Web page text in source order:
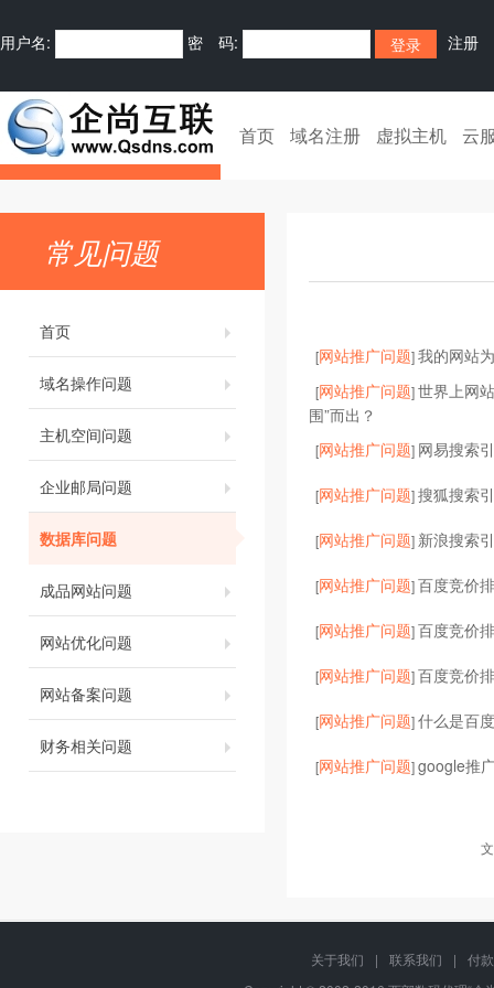
用户名: 密 码: 注册
首页 域名注册 虚拟主机 云
常见问题
首页
域名操作问题
主机空间问题
企业邮局问题
数据库问题
成品网站问题
网站优化问题
网站备案问题
财务相关问题
[网站推广问题]我的网站
[网站推广问题]世界上网
围”而出？
[网站推广问题] 网易搜索
[网站推广问题]搜狐搜索
[网站推广问题] 新浪搜索
[网站推广问题]百度竞价
[网站推广问题]百度竞价
[网站推广问题]百度竞价
[网站推广问题]什么是百
[网站推广问题]google推
关于我们 | 联系我们 |
付